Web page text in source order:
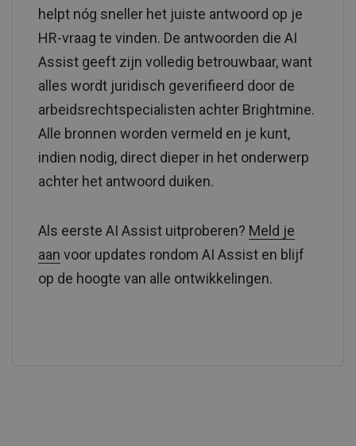
helpt nóg sneller het juiste antwoord op je
HR-vraag te vinden. De antwoorden die AI
Assist geeft zijn volledig betrouwbaar, want
alles wordt juridisch geverifieerd door de
arbeidsrechtspecialisten achter Brightmine.
Alle bronnen worden vermeld en je kunt,
indien nodig, direct dieper in het onderwerp
achter het antwoord duiken.
Als eerste AI Assist uitproberen? Meld je
aan voor updates rondom AI Assist en blijf
op de hoogte van alle ontwikkelingen.